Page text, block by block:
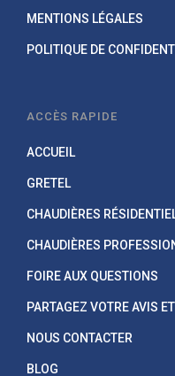
MENTIONS LÉGALES
POLITIQUE DE
ACCÈS RAPIDE
ACCUEIL
GRETEL
CHAUDIÈRES
CHAUDIÈRES
FOIRE AUX QUESTIONS
PARTAGEZ VOTRE AVIS
NOUS CONTACTER
BLOG